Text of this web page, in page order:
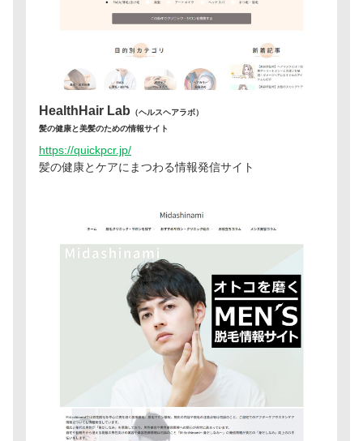
HealthHair Lab （ヘルスヘアラボ）
髪の健康と美髪のための情報サイト
https://quickpcr.jp/
髪の健康とケアにまつわる情報発信サイト